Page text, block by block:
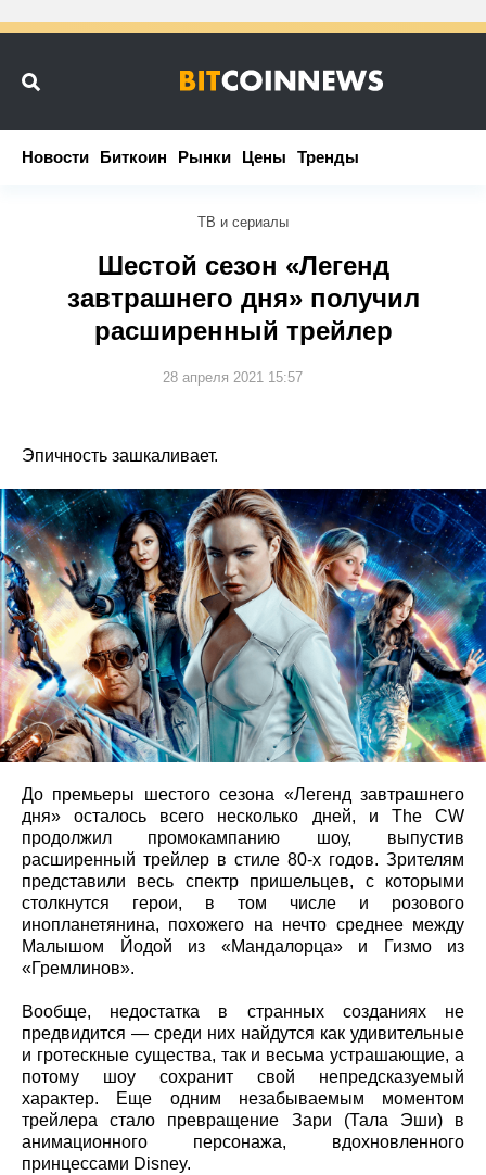
Новости Биткоин Рынки Цены Тренды
Новости Биткоин Рынки Цены Тренды
ТВ и сериалы
Шестой сезон «Легенд
завтрашнего дня» получил
расширенный трейлер
28 апреля 2021 15:57
Эпичность зашкаливает.
До премьеры шестого сезона «Легенд завтрашнего
дня» осталось всего несколько дней, и The CW
продолжил промокампанию шоу, выпустив
расширенный трейлер в стиле 80-х годов. Зрителям
представили весь спектр пришельцев, с которыми
столкнутся герои, в том числе и розового
инопланетянина, похожего на нечто среднее между
Малышом Йодой из «Мандалорца» и Гизмо из
«Гремлинов».
Вообще, недостатка в странных созданиях не
предвидится — среди них найдутся как удивительные
и гротескные существа, так и весьма устрашающие, а
потому шоу сохранит свой непредсказуемый
характер. Еще одним незабываемым моментом
трейлера стало превращение Зари (Тала Эши) в
анимационного персонажа, вдохновленного
принцессами Disney.